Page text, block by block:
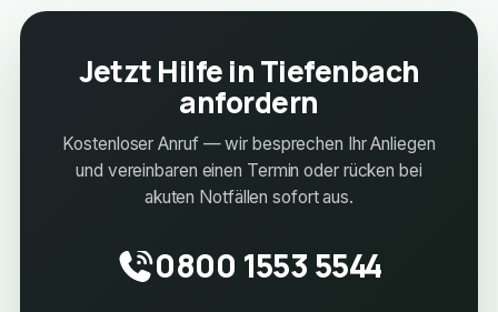
Jetzt Hilfe in Tiefenbach
anfordern
Kostenloser Anruf — wir besprechen Ihr Anliegen
und vereinbaren einen Termin oder rücken bei
akuten Notfällen sofort aus.
0800 1553 5544